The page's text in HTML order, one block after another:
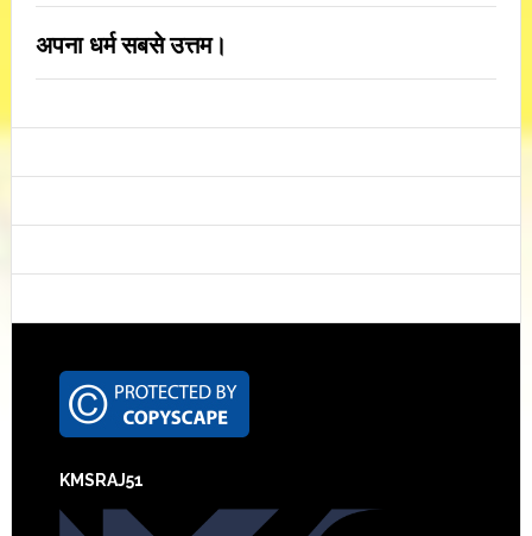
अपना धर्म सबसे उत्तम।
Footer
KMSRAJ51